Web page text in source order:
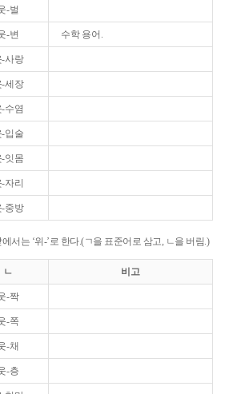
-벌
-변 수학 용어.
-사랑
-세장
-수염
-입술
-잇몸
-자리
-중방
서는 ‘위-’로 한다.(ㄱ을 표준어로 삼고, ㄴ을 버림.)
ㄴ 비고
-짝
-쪽
-채
-층